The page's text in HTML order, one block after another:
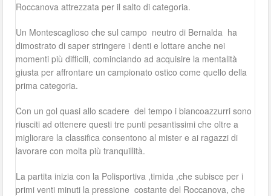
Roccanova attrezzata per il salto di categoria.
Un Montescaglioso che sul campo neutro di Bernalda ha
dimostrato di saper stringere i denti e lottare anche nei
momenti più difficili, cominciando ad acquisire la mentalità
giusta per affrontare un campionato ostico come quello della
prima categoria.
Con un gol quasi allo scadere del tempo i biancoazzurri sono
riusciti ad ottenere questi tre punti pesantissimi che oltre a
migliorare la classifica consentono al mister e ai ragazzi di
lavorare con molta più tranquillità.
La partita inizia con la Polisportiva ,timida ,che subisce per i
primi venti minuti la pressione costante del Roccanova, che